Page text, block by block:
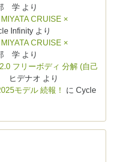
学 より
CRUISE ×
Infinity より
CRUISE ×
学 より
フリーボディ 分解 (自己
ヒデナオ より
モデル 続報！
に Cycle